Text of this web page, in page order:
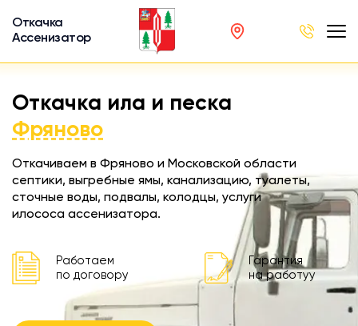
Откачка
Ассенизатор
Откачка ила и песка
Фряново
Откачиваем в Фряново и Московской области
септики, выгребные ямы, канализацию, туалеты,
сточные воды, подвалы, колодцы, услуги
илососа ассенизатора.
Работаем
по договору
Гарантия
на работуу